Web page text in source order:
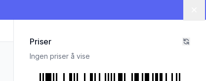
Priser
Ingen priser å vise